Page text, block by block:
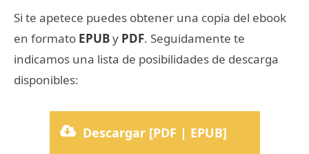
Si te apetece puedes obtener una copia del ebook
en formato EPUBy PDF. Seguidamente te
indicamos una lista de posibilidades de descarga
disponibles:
Descargar [PDF | EPUB]